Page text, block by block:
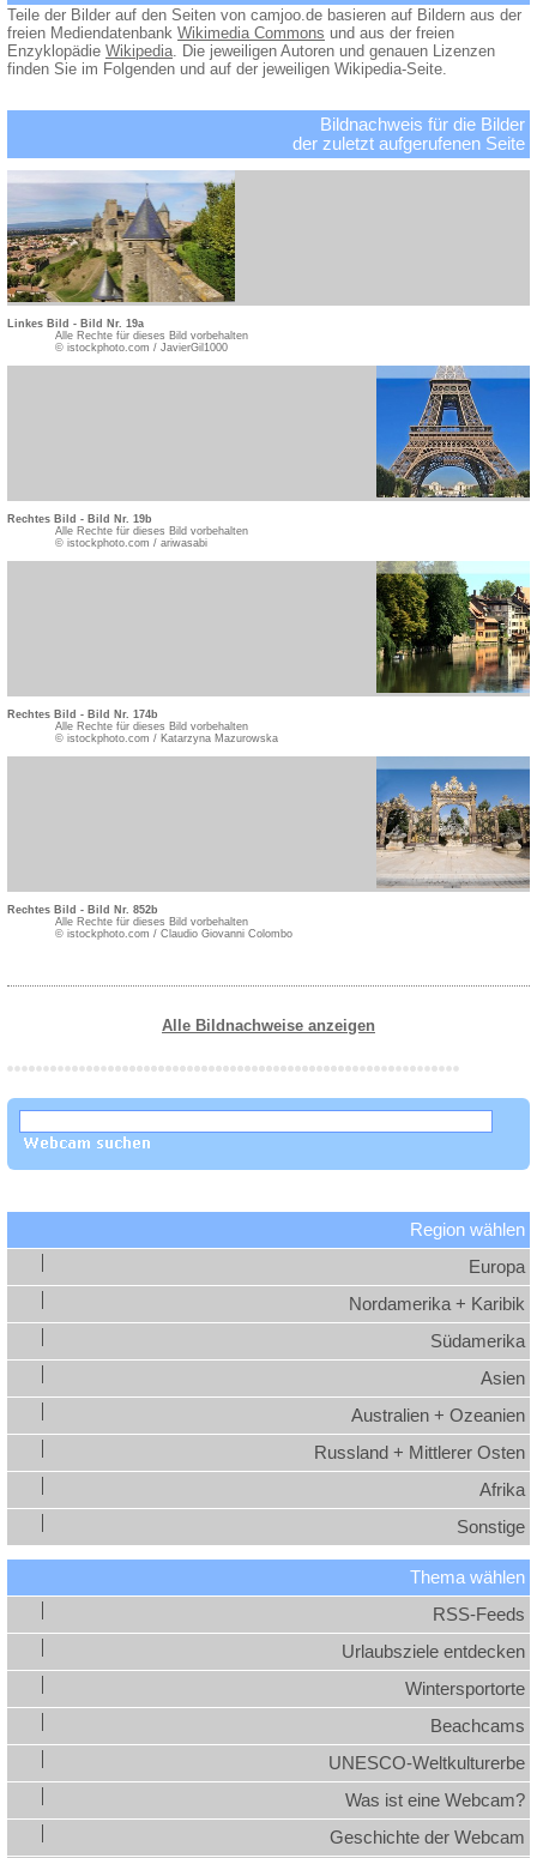
Teile der Bilder auf den Seiten von camjoo.de basieren auf Bildern aus der
freien Mediendatenbank Wikimedia Commons und aus der freien
Enzyklopädie Wikipedia . Die jeweiligen Autoren und genauen Lizenzen
finden Sie im Folgenden und auf der jeweiligen Wikipedia-Seite.
Bildnachweis für die Bilder
der zuletzt aufgerufenen Seite
Linkes Bild - Bild Nr. 19a
Alle Rechte für dieses Bild vorbehalten
© istockphoto.com / JavierGil1000
Rechtes Bild - Bild Nr. 19b
Alle Rechte für dieses Bild vorbehalten
© istockphoto.com / ariwasabi
Rechtes Bild - Bild Nr. 174b
Alle Rechte für dieses Bild vorbehalten
© istockphoto.com / Katarzyna Mazurowska
Rechtes Bild - Bild Nr. 852b
Alle Rechte für dieses Bild vorbehalten
© istockphoto.com / Claudio Giovanni Colombo
Alle Bildnachweise anzeigen
Region wählen
Europa
Nordamerika + Karibik
Südamerika
Asien
Australien + Ozeanien
Russland + Mittlerer Osten
Afrika
Sonstige
Thema wählen
RSS-Feeds
Urlaubsziele entdecken
Wintersportorte
Beachcams
UNESCO-Weltkulturerbe
Was ist eine Webcam?
Geschichte der Webcam